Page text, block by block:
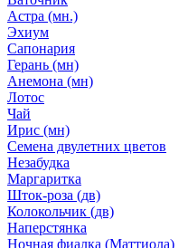
Астра (мн.)
Эхиум
Сапонария
Герань (мн)
Анемона (мн)
Лотос
Чай
Ирис (мн)
Семена двулетних цветов
Незабудка
Маргаритка
Шток-роза (дв)
Колокольчик (дв)
Наперстянка
Ночная фиалка (Маттиола)